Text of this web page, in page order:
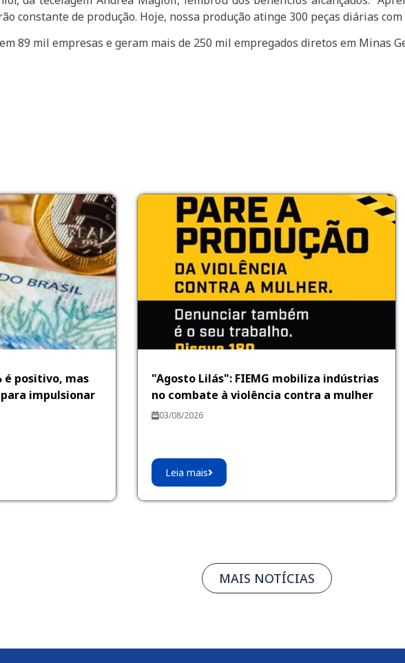
constante de produção. Hoje, nossa produção atinge 300 peças diárias
89 mil empresas e geram mais de 250 mil empregados diretos em Minas
é positivo, mas
impulsionar
"Agosto Lilás": FIEMG mobiliza indústrias
no combate à violência contra a mulher
03/08/2026
Leia mais
MAIS NOTÍCIAS